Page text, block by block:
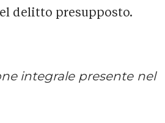
delitto presupposto.
integrale presente nel